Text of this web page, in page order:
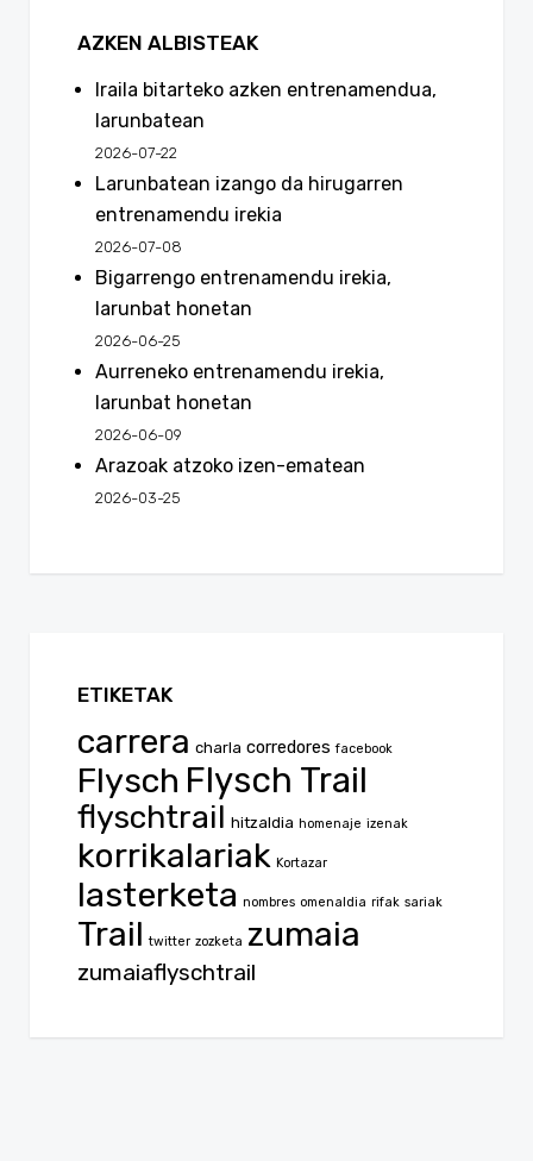
AZKEN ALBISTEAK
Iraila bitarteko azken entrenamendua,
larunbatean
2026-07-22
Larunbatean izango da hirugarren
entrenamendu irekia
2026-07-08
Bigarrengo entrenamendu irekia,
larunbat honetan
2026-06-25
Aurreneko entrenamendu irekia,
larunbat honetan
2026-06-09
Arazoak atzoko izen-ematean
2026-03-25
ETIKETAK
carrera charla corredores facebook
Flysch Flysch Trail
flyschtrail hitzaldia homenaje izenak
korrikalariak Kortazar
lasterketa nombres omenaldia rifak sariak
Trail twitter zozketa zumaia
zumaiaflyschtrail